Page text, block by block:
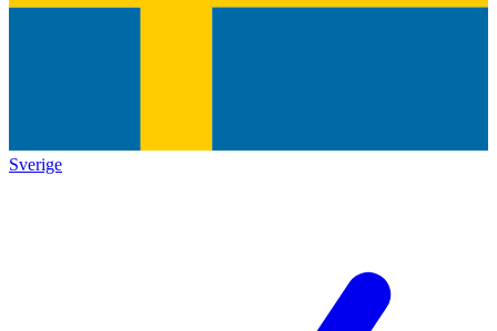
Sverige